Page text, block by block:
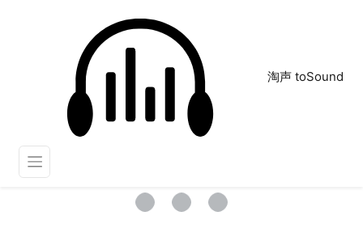
淘声 toSound
打击乐器
正在为您搜索声音资源